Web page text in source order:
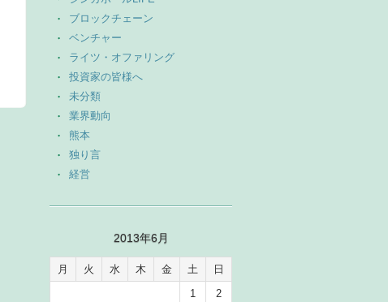
ブロックチェーン
ベンチャー
ライツ・オファリング
投資家の皆様へ
未分類
業界動向
熊本
独り言
経営
2013年6月
月 火 水 木 金 土
日
1
2